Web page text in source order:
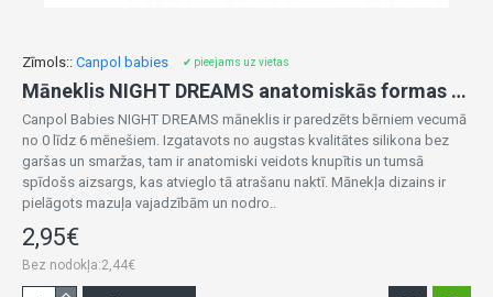
Zīmols:: Canpol babies ✔ pieejams uz vietas
Māneklis NIGHT DREAMS anatomiskās formas 0-6m 22/500 pink
Canpol Babies NIGHT DREAMS māneklis ir paredzēts bērniem vecumā
no 0 līdz 6 mēnešiem. Izgatavots no augstas kvalitātes silikona bez
garšas un smaržas, tam ir anatomiski veidots knupītis un tumsā
spīdošs aizsargs, kas atvieglo tā atrašanu naktī. Mānekļa dizains ir
pielāgots mazuļa vajadzībām un nodro..
2,95€
Bez nodokļa:2,44€